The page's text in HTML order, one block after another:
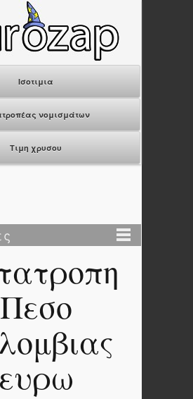
Ισοτιμια
νομισμάτων
Τιμη χρυσου
Πεσο
ευρω